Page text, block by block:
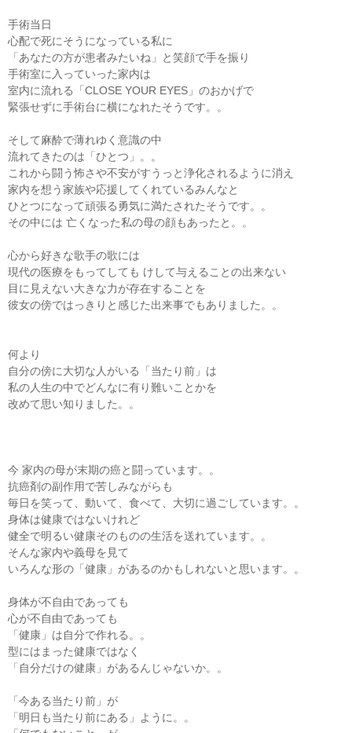
手術当日
心配で死にそうになっている私に
「あなたの方が患者みたいね」と笑顔で手を振り
手術室に入っていった家内は
室内に流れる「CLOSE YOUR EYES」のおかげで
緊張せずに手術台に横になれたそうです。。
そして麻酔で薄れゆく意識の中
流れてきたのは「ひとつ」。。
これから闘う怖さや不安がすうっと浄化されるように消え
家内を想う家族や応援してくれているみんなと
ひとつになって頑張る勇気に満たされたそうです。。
その中には 亡くなった私の母の顔もあったと。。
心から好きな歌手の歌には
現代の医療をもってしても けして与えることの出来ない
目に見えない大きな力が存在することを
彼女の傍ではっきりと感じた出来事でもありました。。
何より
自分の傍に大切な人がいる「当たり前」は
私の人生の中でどんなに有り難いことかを
改めて思い知りました。。
今 家内の母が末期の癌と闘っています。。
抗癌剤の副作用で苦しみながらも
毎日を笑って、動いて、食べて、大切に過ごしています。。
身体は健康ではないけれど
健全で明るい健康そのものの生活を送れています。。
そんな家内や義母を見て
いろんな形の「健康」があるのかもしれないと思います。。
身体が不自由であっても
心が不自由であっても
「健康」は自分で作れる。。
型にはまった健康ではなく
「自分だけの健康」があるんじゃないか。。
「今ある当たり前」が
「明日も当たり前にある」ように。。